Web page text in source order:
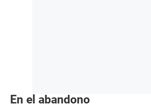
En el abandono